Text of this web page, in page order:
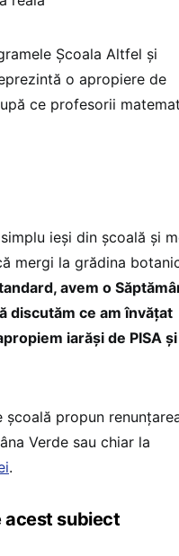
Școala Altfel și
o apropiere de
ce profesorii
ieși din școală și
mergi la grădina
avem o
discutăm ce am învățat
iarăși de PISA
propun
Verde sau chiar la
.
acest subiect